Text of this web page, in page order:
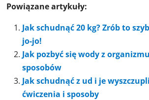
Powiązane artykuły:
Jak schudnąć 20 kg? Zrób to
jo-jo!
Jak pozbyć się wody z
sposobów
Jak schudnąć z ud i je
ćwiczenia i sposoby